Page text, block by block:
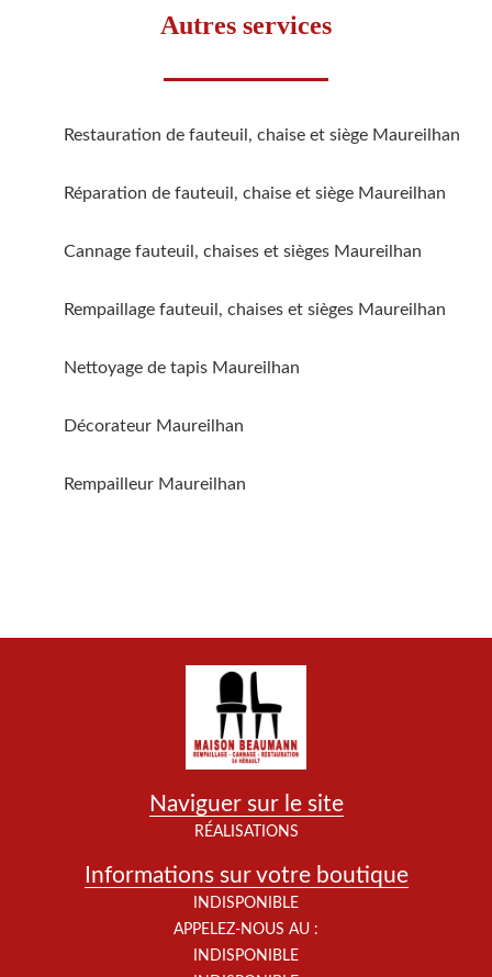
Autres services
Restauration de fauteuil, chaise et siège Maureilhan
Réparation de fauteuil, chaise et siège Maureilhan
Cannage fauteuil, chaises et sièges Maureilhan
Rempaillage fauteuil, chaises et sièges Maureilhan
Nettoyage de tapis Maureilhan
Décorateur Maureilhan
Rempailleur Maureilhan
Naviguer sur le site
RÉALISATIONS
Informations sur votre boutique
INDISPONIBLE
APPELEZ-NOUS AU :
INDISPONIBLE